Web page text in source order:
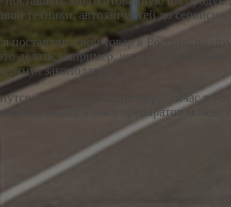
техники, автозапчастей до
свой товар в Россию,
делать, например, через третьи
законодатель.
фармрынка. Например, сейчас в
аналогичных препаратов можно